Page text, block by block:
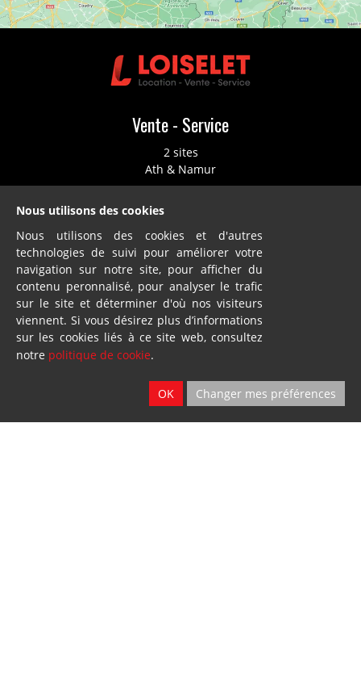
Vente - Service
2 sites
Ath & Namur
Location
2 sites
Ath & Namur
Nous utilisons des cookies
Nous utilisons des cookies et d'autres
technologies de suivi pour améliorer votre
navigation sur notre site, pour afficher du
contenu peronnalisé, pour analyser le trafic
sur le site et déterminer d'où nos visiteurs
viennent. Si vous désirez plus d’informations
sur les cookies liés à ce site web, consultez
notre politique de cookie.
OK Changer mes préférences